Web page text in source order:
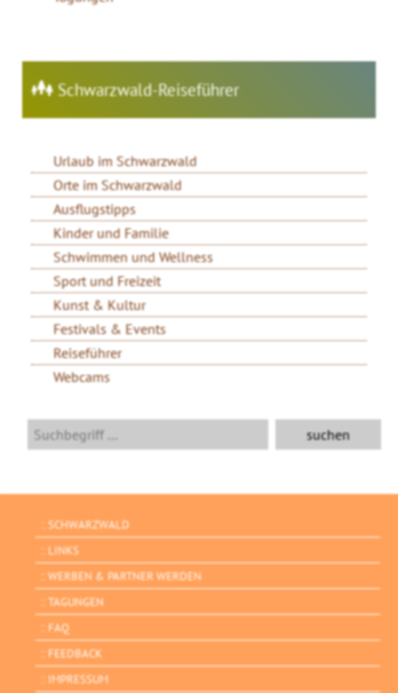
Schwarzwald-Reiseführer
Urlaub im Schwarzwald
Orte im Schwarzwald
Ausflugstipps
Kinder und Familie
Schwimmen und Wellness
Sport und Freizeit
Kunst & Kultur
Festivals & Events
Reiseführer
Webcams
SCHWARZWALD
LINKS
WERBEN & PARTNER WERDEN
TAGUNGEN
FAQ
FEEDBACK
IMPRESSUM